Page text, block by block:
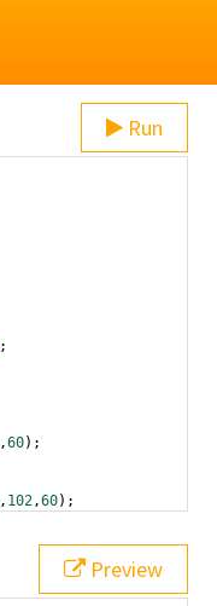
Run
;
,60);
, 102,60);
bottom ,
Preview